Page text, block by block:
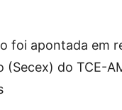
foi apontada em
(Secex) do TCE-